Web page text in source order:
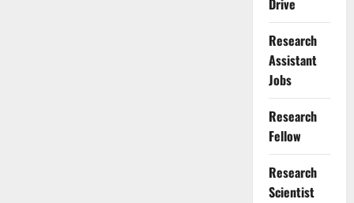
Drive
Research
Assistant
Jobs
Research
Fellow
Research
Scientist